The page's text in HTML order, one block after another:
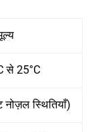
से 25°C
नोज़ल स्थितियाँ)